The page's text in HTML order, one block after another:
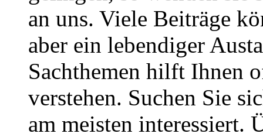
an uns. Viele Beiträge
aber ein lebendiger
Sachthemen hilft Ihnen
verstehen. Suchen Sie
am meisten interessiert.